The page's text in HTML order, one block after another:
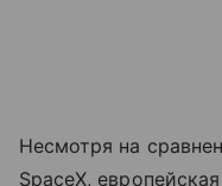
Несмотря на
SpaceX,